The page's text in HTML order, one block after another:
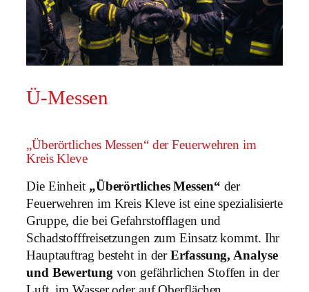
Ü-Messen
„Überörtliches Messen“ der Feuerwehren im
Kreis Kleve
Die Einheit „Überörtliches Messen“ der
Feuerwehren im Kreis Kleve ist eine spezialisierte
Gruppe, die bei Gefahrstofflagen und
Schadstofffreisetzungen zum Einsatz kommt. Ihr
Hauptauftrag besteht in derErfassung, Analyse
und Bewertungvon gefährlichen Stoffen in der